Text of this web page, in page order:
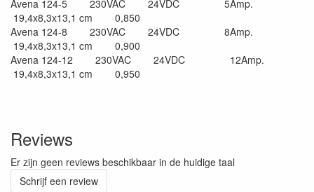
Avena 124-5 230VAC 24VDC 5Amp.
19,4x8,3x13,1 cm 0,850
Avena 124-8 230VAC 24VDC 8Amp.
19,4x8,3x13,1 cm 0,900
Avena 124-12 230VAC 24VDC 12Amp.
19,4x8,3x13,1 cm 0,950
Reviews
Er zijn geen reviews beschikbaar in de huidige taal
Schrijf een review